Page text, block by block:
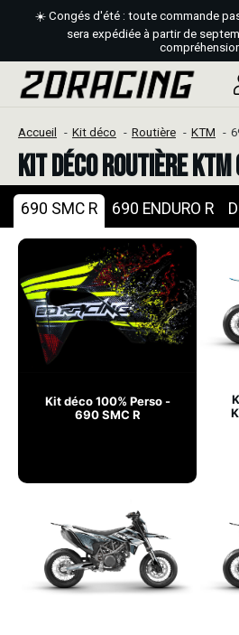
☀️ Congés d'été : toute commande
sera expédiée à partir de
Accueil Kit déco Routière KTM
Kit déco Routière KTM
690 SMC R 690 ENDURO R
Kit déco 100% Perso -
690 SMC R